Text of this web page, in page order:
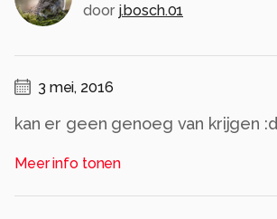
door j.bosch.01
3 mei, 2016
kan er geen genoeg van krijgen :d
vermaakt.
bedankt voor de vorige reacties
Meer info tonen